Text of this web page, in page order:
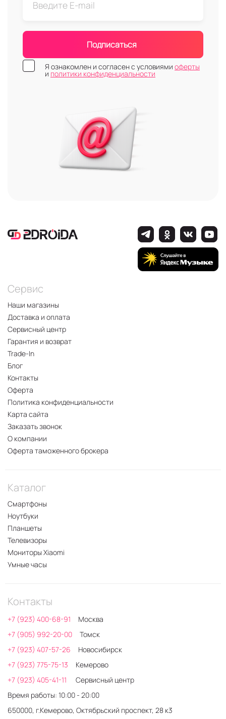
Подписаться
Я ознакомлен и согласен с условиями оферты
и политики конфиденциальности
Сервис
Наши магазины
Доставка и оплата
Сервисный центр
Гарантия и возврат
Trade-In
Блог
Контакты
Оферта
Политика конфиденциальности
Карта сайта
Заказать звонок
О компании
Оферта таможенного брокера
Каталог
Смартфоны
Ноутбуки
Планшеты
Телевизоры
Мониторы Xiaomi
Умные часы
Контакты
+7 (923) 400-68-91
Москва
+7 (905) 992-20-00
Томск
+7 (923) 407-57-26
Новосибирск
+7 (923) 775-75-13
Кемерово
+7 (923) 405-41-11
Сервисный центр
Время работы: 10:00 - 20:00
650000, г.Кемерово, Октябрьский проспект, 28 к3